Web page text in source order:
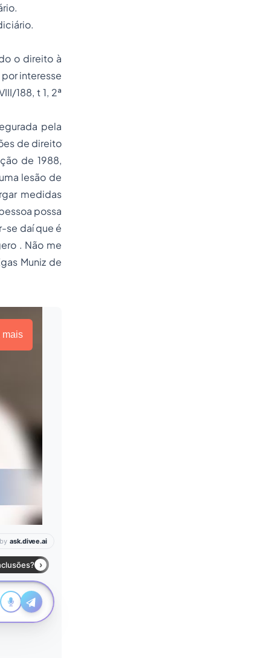
o direito à
interesse
188, t 1, 2ª
pela
de direito
de 1988,
lesão de
medidas
possa
se daí que é
. Não me
Muniz de
mais